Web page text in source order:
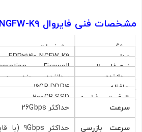
مشخصات فنی فایروال FPR2140-NGFW-K9 سیسکو
ویژگی مشخصات
مدل
FPR2140-NGFW-K9
نوع فایروال
Firewall
(NGFW)
پردازنده
پردازنده چند
اختصاصی (Multi-core CPU)
حافظه
16GB DDR4
ظرفیت ذخیره‌
سازی
200GB SSD
سرعت
فایروالینگ
حداکثر 26Gbps
سرعت بازرسی